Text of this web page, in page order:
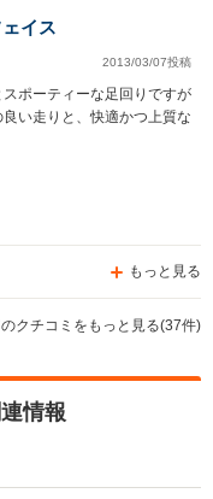
イス
2013/03/07投稿
ポーティーな足回りですが
い走りと、快適かつ上質な
もっと見る
クチコミをもっと見る(37件)
情報